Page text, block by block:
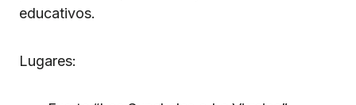
educativos.
Lugares: